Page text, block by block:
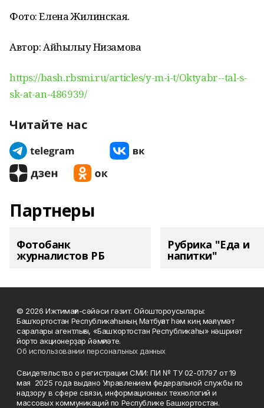
Фото: Елена Жилинская.
Автор: Айһылыу Низамова
https://bash.rbsmi.ru/articles/y-m-i-t/Oktyabr--tal-s-
sk-at-an-486939/
Читайте нас
Партнеры
Фотобанк
журналистов РБ
Рубрика "Еда и
напитки"
© 2026 Ижтимағи-сәйәси гәзит. Ойоштороусылары:
Башҡортостан Республикаһының Матбуғат һәм киң мәғлүмәт
саралары агентлығы, «Башҡортостан Республикаһы» нәшриәт
йорто акционерҙар йәмғиәте.
Об использовании персональных данных
Свидетельство о регистрации СМИ: ПИ № ТУ 02-01797 от 19
мая 2025 года выдано Управлением федеральной службы по
надзору в сфере связи, информационных технологий и
массовых коммуникаций по Республике Башкортостан.